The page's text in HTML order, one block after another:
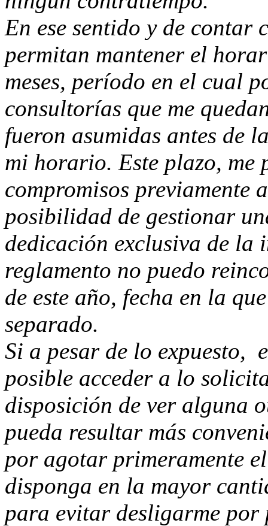
En ese sentido y de contar
permitan mantener el
meses, período en el cual
consultorías que me
fueron asumidas antes de
mi horario. Este plazo,
compromisos previamente
posibilidad de gestionar
dedicación exclusiva de
reglamento no puedo
de este año, fecha en la
separado.
Si a pesar de lo expuesto,
posible acceder a lo
disposición de ver alguna
pueda resultar más
por agotar primeramente
disponga en la mayor
para evitar desligarme por